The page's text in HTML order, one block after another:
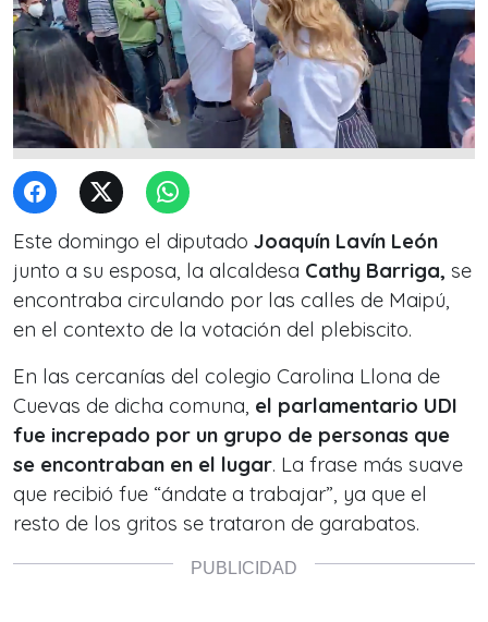
Este domingo el diputado Joaquín Lavín León
junto a su esposa, la alcaldesa Cathy Barriga, se
encontraba circulando por las calles de Maipú,
en el contexto de la votación del plebiscito.
En las cercanías del colegio Carolina Llona de
Cuevas de dicha comuna, el parlamentario UDI
fue increpado por un grupo de personas que
se encontraban en el lugar. La frase más suave
que recibió fue “ándate a trabajar”, ya que el
resto de los gritos se trataron de garabatos.